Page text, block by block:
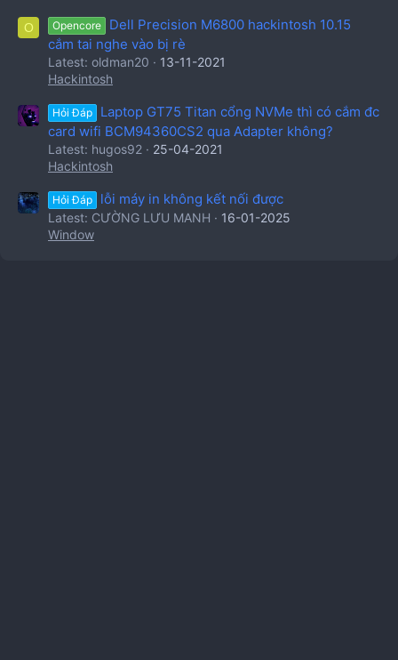
O Opencore
Dell Precision M6800 hackintosh 10.15
cắm tai nghe vào bị rè
Latest: oldman20
13-11-2021
Hackintosh
Hỏi Đáp
Laptop GT75 Titan cổng NVMe thì có cắm đc
card wifi BCM94360CS2 qua Adapter không?
Latest: hugos92
25-04-2021
Hackintosh
Hỏi Đáp lỗi máy in không kết nối được
Latest: CƯỜNG LƯU MANH
16-01-2025
Window